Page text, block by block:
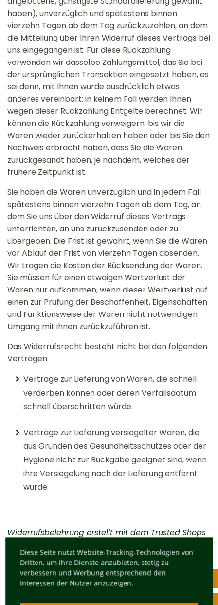
haben), unverzüglich und spätestens binnen
vierzehn Tagen ab dem Tag zurückzuzahlen, an dem
die Mitteilung über Ihren Widerruf dieses Vertrags bei
uns eingegangen ist. Für diese Rückzahlung
verwenden wir dasselbe Zahlungsmittel, das Sie bei
der ursprünglichen Transaktion eingesetzt haben, es
sei denn, mit Ihnen wurde ausdrücklich etwas
anderes vereinbart; in keinem Fall werden Ihnen
wegen dieser Rückzahlung Entgelte berechnet. Wir
können die Rückzahlung verweigern, bis wir die
Waren wieder zurückerhalten haben oder bis Sie den
Nachweis erbracht haben, dass Sie die Waren
zurückgesandt haben, je nachdem, welches der
frühere Zeitpunkt ist.
Sie haben die Waren unverzüglich und in jedem Fall
spätestens binnen vierzehn Tagen ab dem Tag, an
dem Sie uns über den Widerruf dieses Vertrags
unterrichten, an uns zurückzusenden oder zu
übergeben. Die Frist ist gewahrt, wenn Sie die Waren
vor Ablauf der Frist von vierzehn Tagen absenden.
Wir tragen die Kosten der Rücksendung der Waren.
Sie müssen für einen etwaigen Wertverlust der
Waren nur aufkommen, wenn dieser Wertverlust auf
einen zur Prüfung der Beschaffenheit, Eigenschaften
und Funktionsweise der Waren nicht notwendigen
Umgang mit ihnen zurückzuführen ist.
Das Widerrufsrecht besteht nicht bei den folgenden
Verträgen:
Verträge zur Lieferung von Waren, die schnell
verderben können oder deren Verfallsdatum
schnell überschritten würde.
Verträge zur Lieferung versiegelter Waren, die
aus Gründen des Gesundheitsschutzes oder der
Hygiene nicht zur Rückgabe geeignet sind, wenn
ihre Versiegelung nach der Lieferung entfernt
wurde.
Widerrufsbelehrung erstellt mit dem Trusted Shops
Rechtsanwälte.
Muster-Widerrufsformular
Diese Seite nutzt Website-Tracking-Technologien von
Dritten, um ihre Dienste anzubieten, stetig zu
verbessern und Werbung entsprechend den
Interessen der Nutzer anzuzeigen.